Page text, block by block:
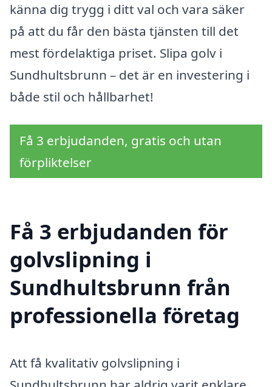
känna dig trygg i ditt val och vara säker
på att du får den bästa tjänsten till det
mest fördelaktiga priset. Slipa golv i
Sundhultsbrunn – det är en investering i
både stil och hållbarhet!
Få 3 erbjudanden, gratis och utan
förpliktelser
Få 3 erbjudanden för
golvslipning i
Sundhultsbrunn från
professionella företag
Att få kvalitativ golvslipning i